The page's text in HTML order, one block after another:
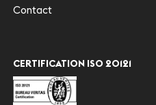
Contact
CERTIFICATION ISO 20121